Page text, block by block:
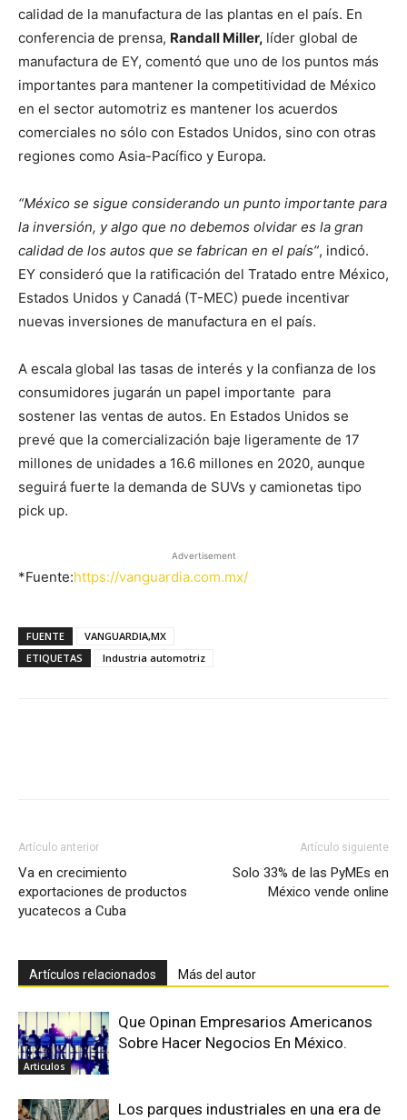
calidad de la manufactura de las plantas en el país. En
conferencia de prensa, Randall Miller, líder global de
manufactura de EY, comentó que uno de los puntos más
importantes para mantener la competitividad de México
en el sector automotriz es mantener los acuerdos
comerciales no sólo con Estados Unidos, sino con otras
regiones como Asia-Pacífico y Europa.
“México se sigue considerando un punto importante para
la inversión, y algo que no debemos olvidar es la gran
calidad de los autos que se fabrican en el país”, indicó.
EY consideró que la ratificación del Tratado entre México,
Estados Unidos y Canadá (T-MEC) puede incentivar
nuevas inversiones de manufactura en el país.
A escala global las tasas de interés y la confianza de los
consumidores jugarán un papel importante para
sostener las ventas de autos. En Estados Unidos se
prevé que la comercialización baje ligeramente de 17
millones de unidades a 16.6 millones en 2020, aunque
seguirá fuerte la demanda de SUVs y camionetas tipo
pick up.
Advertisement
*Fuente:https://vanguardia.com.mx/
FUENTE
VANGUARDIA,MX
ETIQUETAS
Industria automotriz
Artículo anterior
Va en crecimiento
exportaciones de productos
yucatecos a Cuba
Artículo siguiente
Solo 33% de las PyMEs en
México vende online
Artículos relacionados Más del autor
Articulos
Que Opinan Empresarios Americanos
Sobre Hacer Negocios En México.
Los parques industriales en una era de